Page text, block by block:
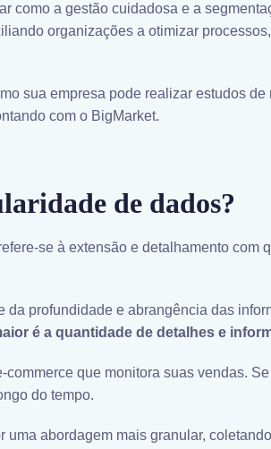
como a gestão cuidadosa e a
organizações a otimizar
sua empresa pode realizar estudos
com o BigMarket.
de dados?
se à extensão e detalhamento
da profundidade e abrangência das
é a quantidade de detalhes e
commerce que monitora suas vendas.
do tempo.
uma abordagem mais granular,